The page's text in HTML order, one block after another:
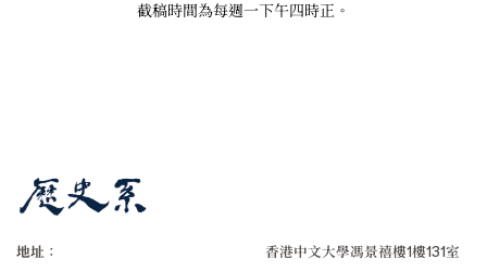
截稿時間為每週一下午四時正。
地址：
香港中文大學馮景禧樓1樓131室